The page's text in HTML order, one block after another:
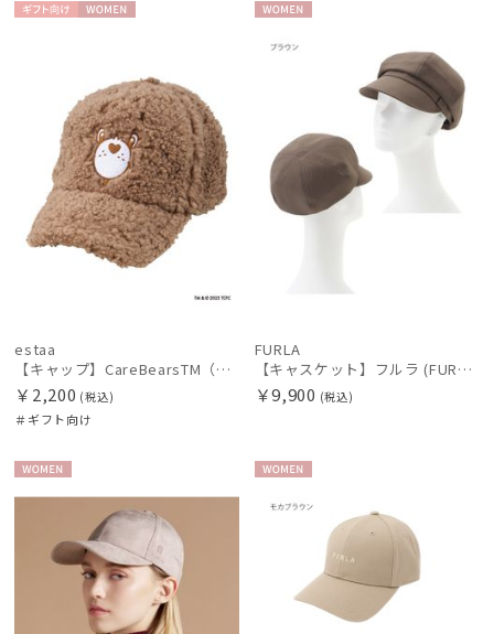
マフラー・ストール・スカーフ
手袋・アームカバー
その他
価格・割引率
在庫表示
estaa
【キャップ】CareBearsTM（ケアベアTM） ボア
￥2,200 (税込)
＃ギフト向け
FURLA
【キャスケット】フルラ (FURLA) ロゴ刺繍キャスケット UV 洗える
￥9,900 (税込)